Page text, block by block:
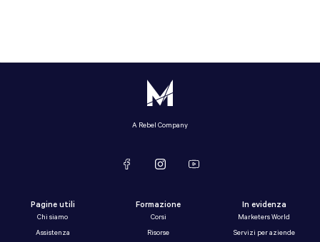
A Rebel Company
Pagine utili
Chi siamo
Assistenza
Formazione
Corsi
Risorse
In evidenza
Marketers World
Servizi per aziende